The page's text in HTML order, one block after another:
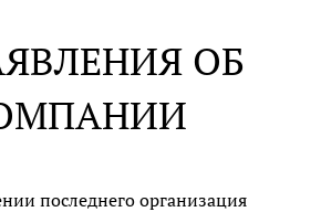
ОБ
последнего организация